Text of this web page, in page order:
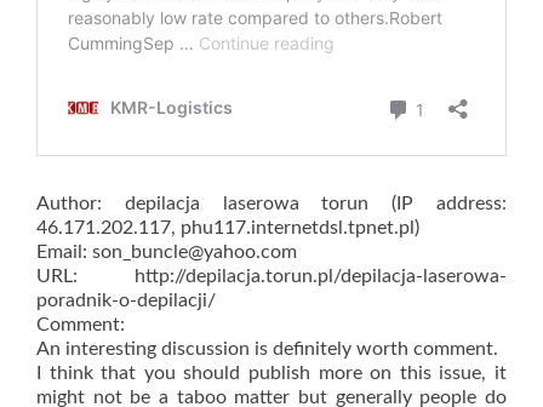
Author: depilacja laserowa torun (IP address:
46.171.202.117, phu117.internetdsl.tpnet.pl)
Email: son_buncle@yahoo.com
URL: http://depilacja.torun.pl/depilacja-laserowa-
poradnik-o-depilacji/
Comment:
An interesting discussion is definitely worth comment.
I think that you should publish more on this issue, it
might not be a taboo matter but generally people do